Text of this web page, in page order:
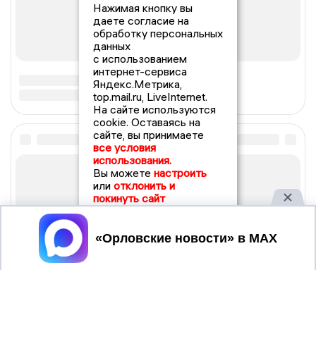
Нажимая кнопку вы
даете согласие на
обработку персональных
данных
с использованием
интернет-сервиса
Яндекс.Метрика,
top.mail.ru, LiveInternet.
На сайте используются
cookie. Оставаясь на
сайте, вы принимаете
все условия
использования.
Вы можете настроить
или отклонить и
покинуть сайт
Принять